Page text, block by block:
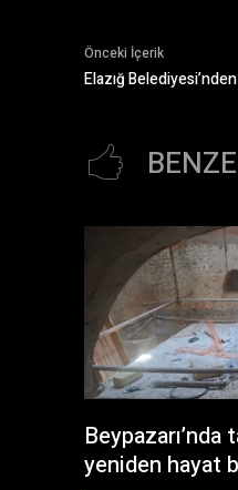
Önceki İçerik
Elazığ
yeniden hayat